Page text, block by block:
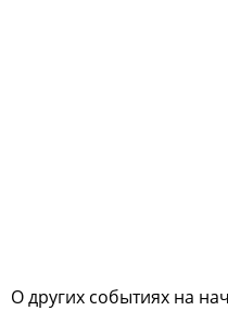
О других событиях на